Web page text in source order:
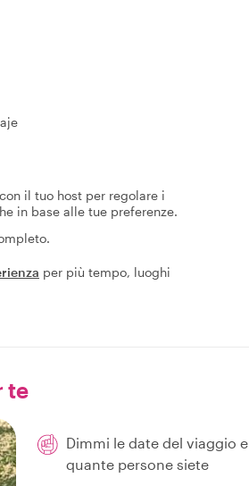
il tuo host per regolare i
in base alle tue preferenze.
per più tempo, luoghi
te
Dimmi le date del viaggio e
quante persone siete